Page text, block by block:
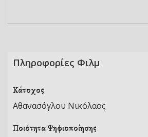
Πληροφορίες Φιλμ
Κάτοχος
Αθανασόγλου Νικόλαος
Ποιότητα Ψηφιοποίησης